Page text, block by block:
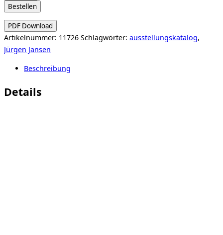
Any
Colour
But
Red.
Präsenz)
Bestellen
PDF Download
Artikelnummer: 11726 Schlagwörter: ausstellungskatalog,
Jürgen Jansen
Beschreibung
Details